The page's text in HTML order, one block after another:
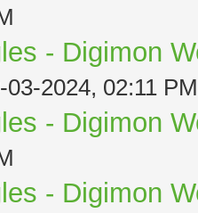
- Digimon
03-2024, 02:11 PM
- Digimon
- Digimon